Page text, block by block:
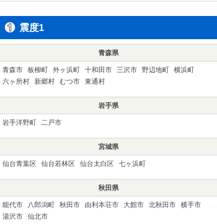
震度1
青森県
青森市 板柳町 外ヶ浜町 十和田市 三沢市 野辺地町
横浜町
六ヶ所村
新郷村 むつ市 東通村
岩手県
岩手洋野町 二戸市
宮城県
仙台青葉区 仙台若林区 仙台太白区 七ヶ浜町
秋田県
能代市 八郎潟町 秋田市 由利本荘市 大館市 北秋田市
横手市
湯沢市
仙北市